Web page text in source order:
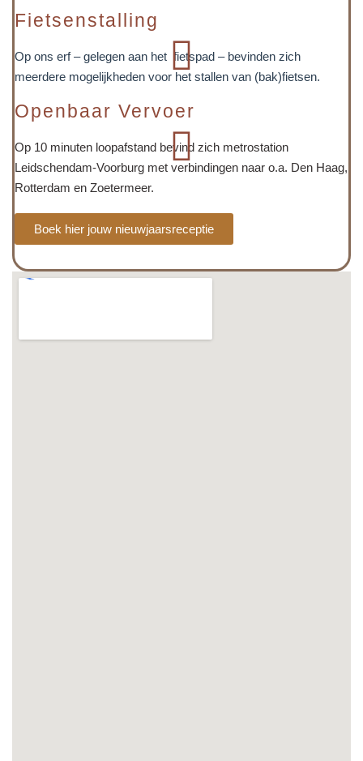
Fietsenstalling
Op ons erf – gelegen aan het fietspad – bevinden zich
meerdere mogelijkheden voor het stallen van (bak)fietsen.
Openbaar Vervoer
Op 10 minuten loopafstand bevind zich metrostation
Leidschendam-Voorburg met verbindingen naar o.a. Den Haag,
Rotterdam en Zoetermeer.
Boek hier jouw nieuwjaarsreceptie